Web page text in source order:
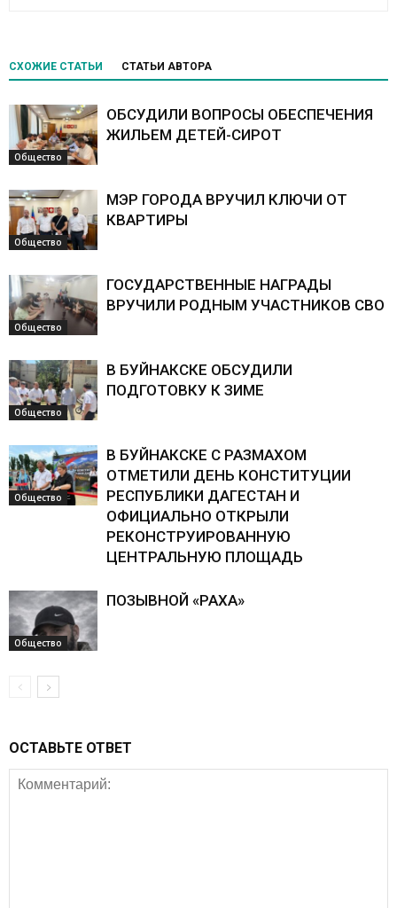
СХОЖИЕ СТАТЬИ СТАТЬИ АВТОРА
Общество
ОБСУДИЛИ ВОПРОСЫ ОБЕСПЕЧЕНИЯ
ЖИЛЬЕМ ДЕТЕЙ-СИРОТ
Общество
МЭР ГОРОДА ВРУЧИЛ КЛЮЧИ ОТ
КВАРТИРЫ
Общество
ГОСУДАРСТВЕННЫЕ НАГРАДЫ
ВРУЧИЛИ РОДНЫМ УЧАСТНИКОВ СВО
Общество
В БУЙНАКСКЕ ОБСУДИЛИ
ПОДГОТОВКУ К ЗИМЕ
Общество
В БУЙНАКСКЕ С РАЗМАХОМ
ОТМЕТИЛИ ДЕНЬ КОНСТИТУЦИИ
РЕСПУБЛИКИ ДАГЕСТАН И
ОФИЦИАЛЬНО ОТКРЫЛИ
РЕКОНСТРУИРОВАННУЮ
ЦЕНТРАЛЬНУЮ ПЛОЩАДЬ
Общество
ПОЗЫВНОЙ «РАХА»
ОСТАВЬТЕ ОТВЕТ